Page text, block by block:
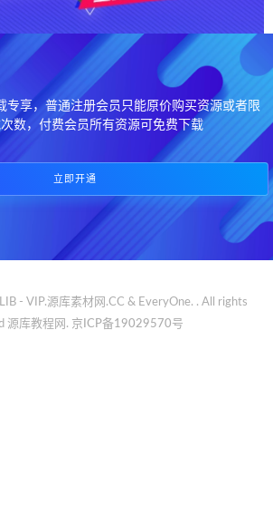
专享，普通注册会员只能原价购买资源或者限
数，付费会员所有资源可免费下载
立即开通
- VIP.源库素材网.CC & EveryOne. . All rights
源库教程网. 京ICP备19029570号